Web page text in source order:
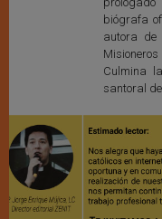
biógrafa
autora de
Culmina
santoral